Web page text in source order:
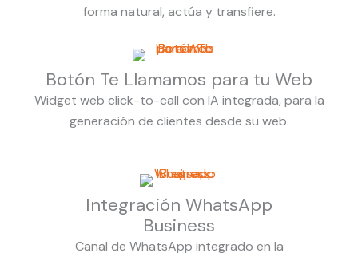
forma natural, actúa y transfiere.
Botón Te Llamamos para tu Web
Widget web click-to-call con IA integrada, para la
generación de clientes desde su web.
Integración WhatsApp
Business
Canal de WhatsApp integrado en la